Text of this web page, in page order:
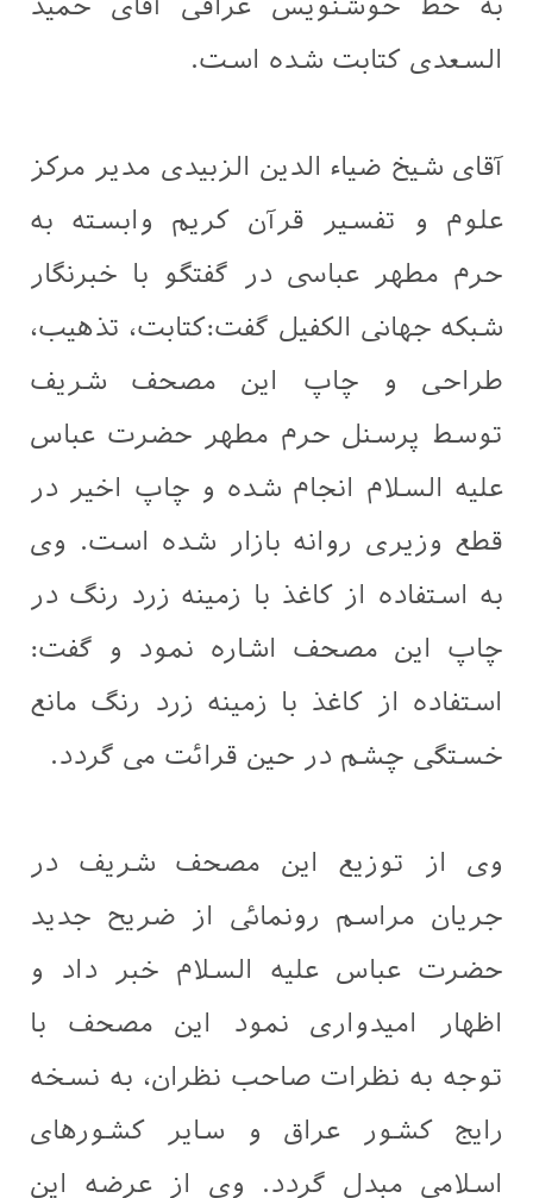
به خط خوشنویس عراقی آقای حمید
السعدی کتابت شده است.
آقای شیخ ضیاء الدین الزبیدی مدیر مرکز
علوم و تفسیر قرآن کریم وابسته به
حرم مطهر عباسی در گفتگو با خبرنگار
شبکه جهانی الکفیل گفت:کتابت، تذهیب،
طراحی و چاپ این مصحف شریف
توسط پرسنل حرم مطهر حضرت عباس
علیه السلام انجام شده و چاپ اخیر در
قطع وزیری روانه بازار شده است. وی
به استفاده از کاغذ با زمینه زرد رنگ در
چاپ این مصحف اشاره نمود و گفت:
استفاده از کاغذ با زمینه زرد رنگ مانع
خستگی چشم در حین قرائت می گردد.
وی از توزیع این مصحف شریف در
جریان مراسم رونمائی از ضریح جدید
حضرت عباس علیه السلام خبر داد و
اظهار امیدواری نمود این مصحف با
توجه به نظرات صاحب نظران، به نسخه
رایج کشور عراق و سایر کشورهای
اسلامی مبدل گردد. وی از عرضه این